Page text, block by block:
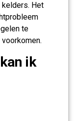
kelders. Het
te
ik